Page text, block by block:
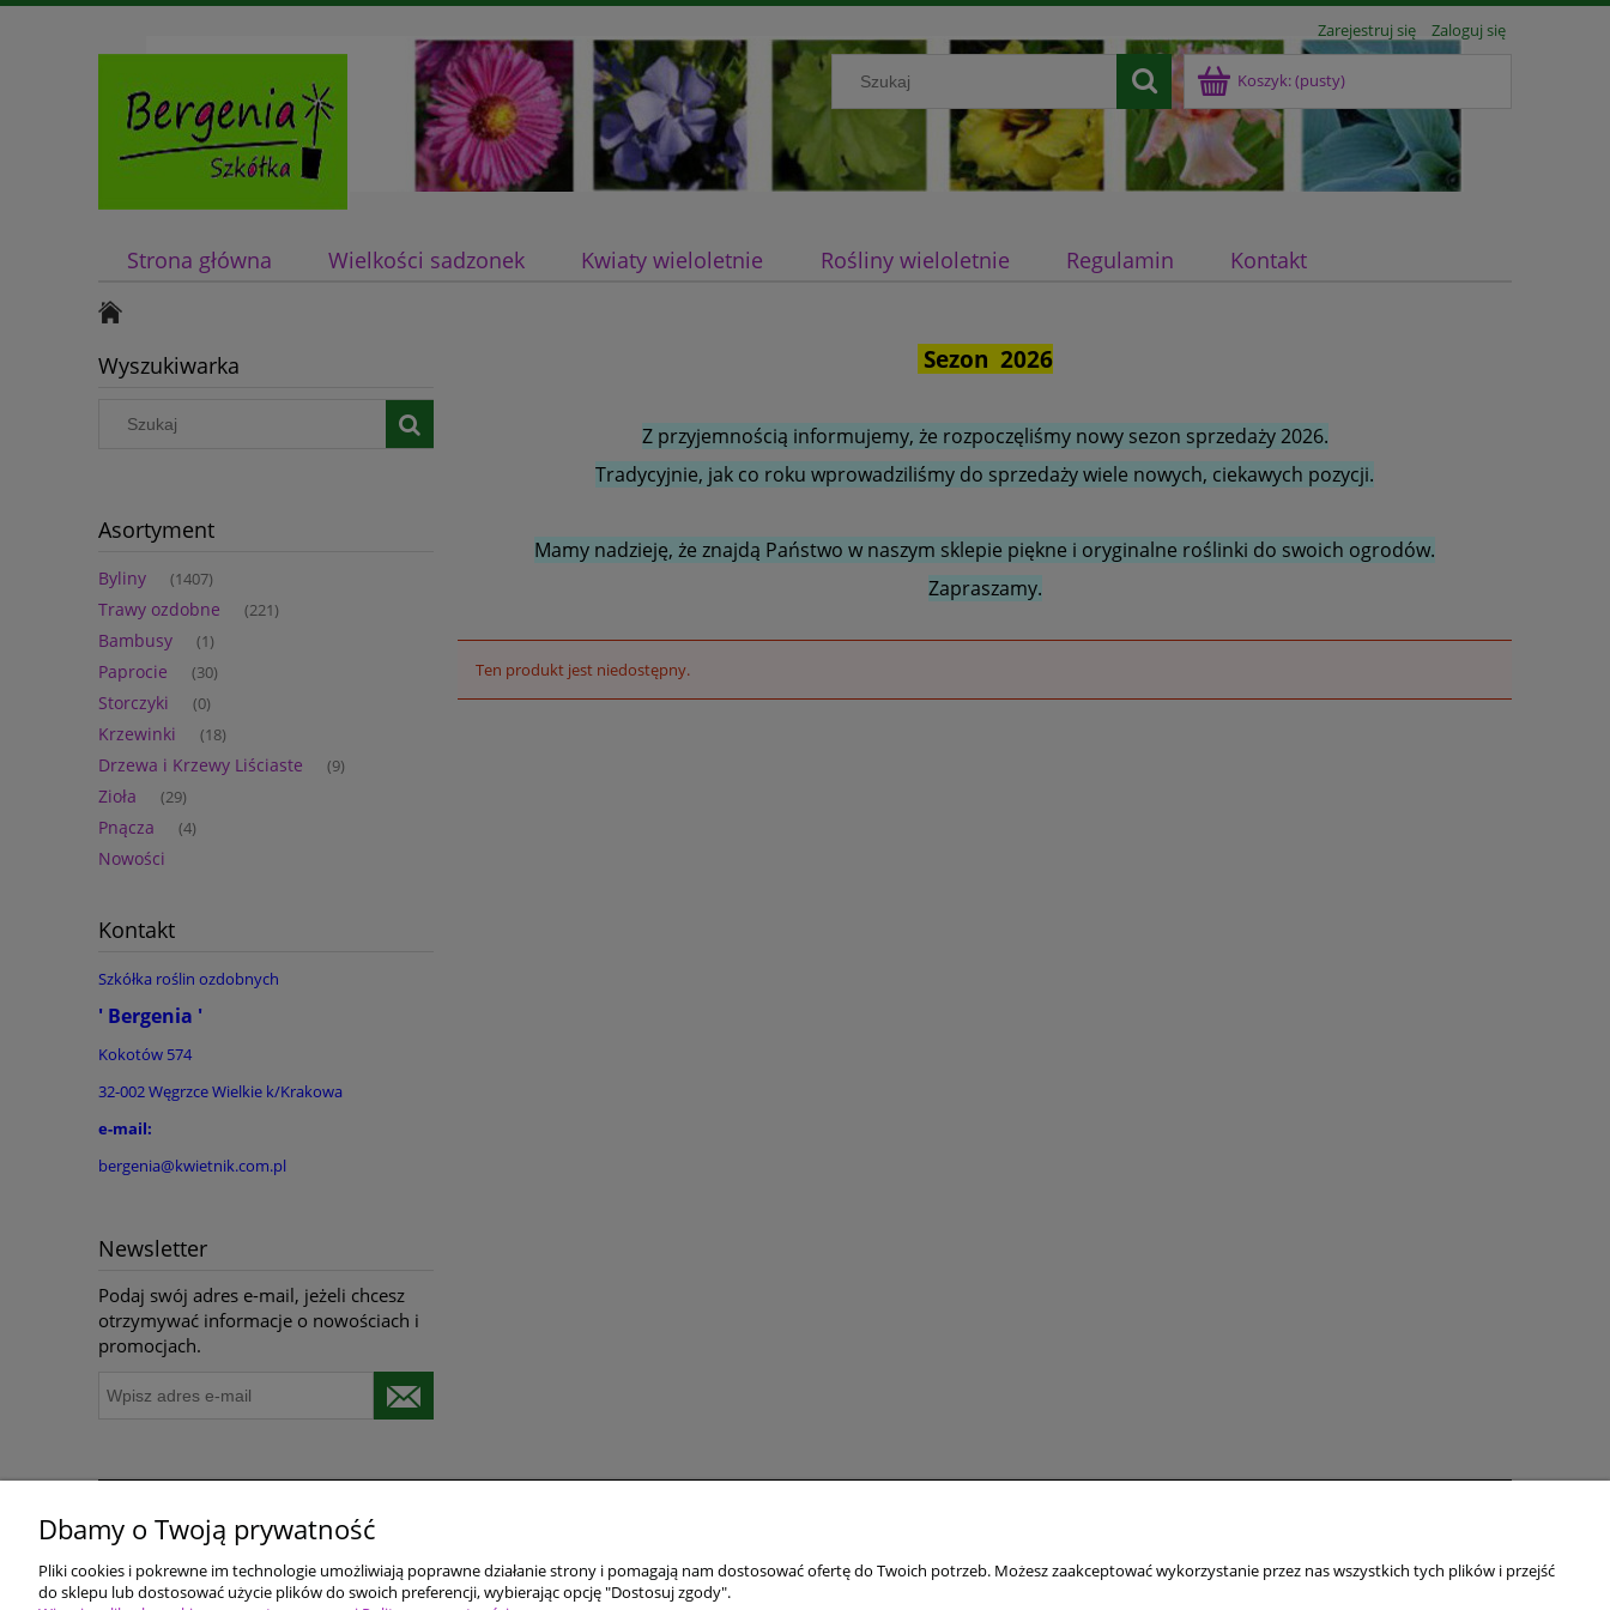
Zarejestruj się Zaloguj się
Koszyk:(pusty)
Strona główna Wielkości sadzonek Kwiaty wieloletnie Rośliny wieloletnie Regulamin Kontakt
Wyszukiwarka
Asortyment
Byliny (1407)
Trawy ozdobne (221)
Bambusy (1)
Paprocie (30)
Storczyki (0)
Krzewinki (18)
Drzewa i Krzewy Liściaste (9)
Zioła (29)
Pnącza (4)
Nowości
Kontakt
Szkółka roślin ozdobnych
' Bergenia '
Kokotów 574
32-002 Węgrzce Wielkie k/Krakowa
e-mail:
bergenia@kwietnik.com.pl
Newsletter
Podaj swój adres e-mail, jeżeli chcesz
otrzymywać informacje o nowościach i
promocjach.
Sezon 2026
Z przyjemnością informujemy, że rozpoczęliśmy nowy sezon sprzedaży 2026.
Tradycyjnie, jak co roku wprowadziliśmy do sprzedaży wiele nowych, ciekawych pozycji.
Mamy nadzieję, że znajdą Państwo w naszym sklepie piękne i oryginalne roślinki do swoich ogrodów.
Zapraszamy.
Ten produkt jest niedostępny.
Pomoc
Polityka prywatności
Terminy realizacji dostaw
Twoje zamówienia
Zakup detaliczny
O nas
Dbamy o Twoją prywatność
Pliki cookies i pokrewne im technologie umożliwiają poprawne działanie strony i pomagają nam dostosować ofertę do Twoich potrzeb. Możesz zaakceptować wykorzystanie przez nas wszystkich tych plików i przejść
do sklepu lub dostosować użycie plików do swoich preferencji, wybierając opcję "Dostosuj zgody".